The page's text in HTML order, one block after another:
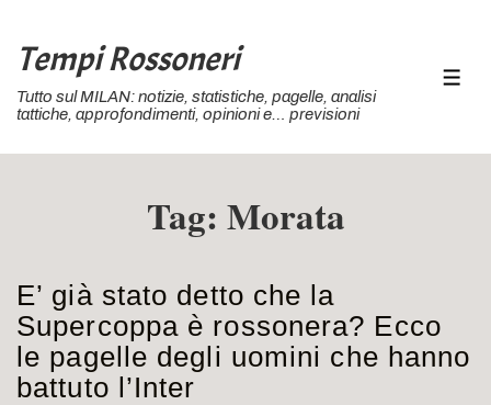
Vai
contenuto
Tempi Rossoneri
Tutto sul MILAN: notizie, statistiche, pagelle, analisi
tattiche, approfondimenti, opinioni e… previsioni
Tag: Morata
E’ già stato detto che la
Supercoppa è rossonera? Ecco
le pagelle degli uomini che hanno
battuto l’Inter